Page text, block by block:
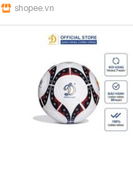
Phương Tiện Người Chơi
shopee.vn